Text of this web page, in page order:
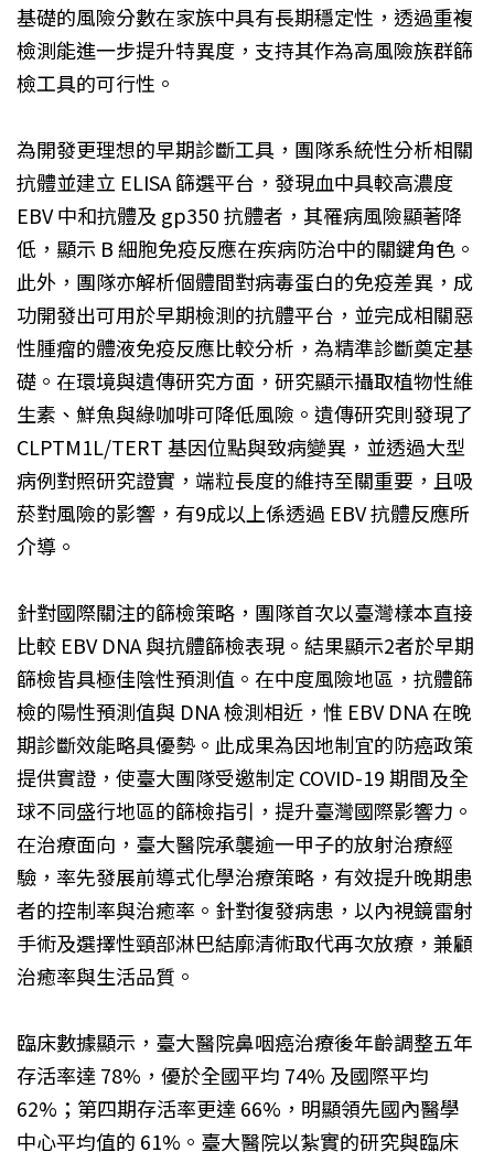
基礎的風險分數在家族中具有長期穩定性，透過重複
檢測能進一步提升特異度，支持其作為高風險族群篩
檢工具的可行性。
為開發更理想的早期診斷工具，團隊系統性分析相關
抗體並建立 ELISA 篩選平台，發現血中具較高濃度
EBV 中和抗體及 gp350 抗體者，其罹病風險顯著降
低，顯示 B 細胞免疫反應在疾病防治中的關鍵角色。
此外，團隊亦解析個體間對病毒蛋白的免疫差異，成
功開發出可用於早期檢測的抗體平台，並完成相關惡
性腫瘤的體液免疫反應比較分析，為精準診斷奠定基
礎。在環境與遺傳研究方面，研究顯示攝取植物性維
生素、鮮魚與綠咖啡可降低風險。遺傳研究則發現了
CLPTM1L/TERT 基因位點與致病變異，並透過大型
病例對照研究證實，端粒長度的維持至關重要，且吸
菸對風險的影響，有9成以上係透過 EBV 抗體反應所
介導。
針對國際關注的篩檢策略，團隊首次以臺灣樣本直接
比較 EBV DNA 與抗體篩檢表現。結果顯示2者於早期
篩檢皆具極佳陰性預測值。在中度風險地區，抗體篩
檢的陽性預測值與 DNA 檢測相近，惟 EBV DNA 在晚
期診斷效能略具優勢。此成果為因地制宜的防癌政策
提供實證，使臺大團隊受邀制定 COVID-19 期間及全
球不同盛行地區的篩檢指引，提升臺灣國際影響力。
在治療面向，臺大醫院承襲逾一甲子的放射治療經
驗，率先發展前導式化學治療策略，有效提升晚期患
者的控制率與治癒率。針對復發病患，以內視鏡雷射
手術及選擇性頸部淋巴結廓清術取代再次放療，兼顧
治癒率與生活品質。
臨床數據顯示，臺大醫院鼻咽癌治療後年齡調整五年
存活率達 78%，優於全國平均 74% 及國際平均
62%；第四期存活率更達 66%，明顯領先國內醫學
中心平均值的 61%。臺大醫院以紮實的研究與臨床